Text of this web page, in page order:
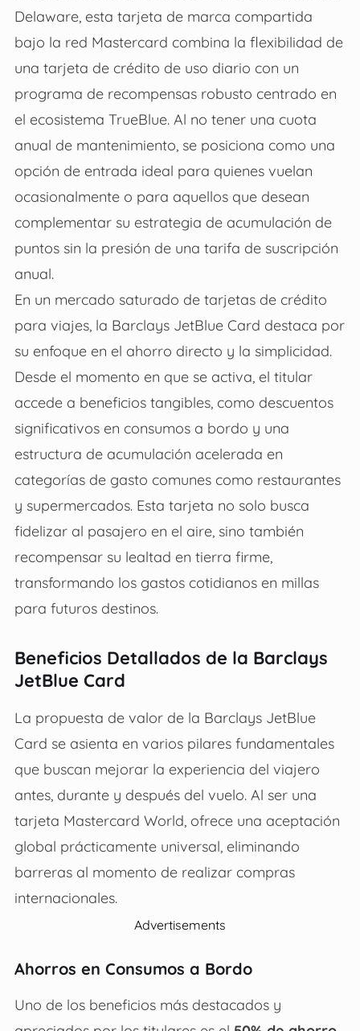
Delaware, esta tarjeta de marca compartida
bajo la red Mastercard combina la flexibilidad de
una tarjeta de crédito de uso diario con un
programa de recompensas robusto centrado en
el ecosistema TrueBlue. Al no tener una cuota
anual de mantenimiento, se posiciona como una
opción de entrada ideal para quienes vuelan
ocasionalmente o para aquellos que desean
complementar su estrategia de acumulación de
puntos sin la presión de una tarifa de suscripción
anual.
En un mercado saturado de tarjetas de crédito
para viajes, la Barclays JetBlue Card destaca por
su enfoque en el ahorro directo y la simplicidad.
Desde el momento en que se activa, el titular
accede a beneficios tangibles, como descuentos
significativos en consumos a bordo y una
estructura de acumulación acelerada en
categorías de gasto comunes como restaurantes
y supermercados. Esta tarjeta no solo busca
fidelizar al pasajero en el aire, sino también
recompensar su lealtad en tierra firme,
transformando los gastos cotidianos en millas
para futuros destinos.
Beneficios Detallados de la Barclays
JetBlue Card
La propuesta de valor de la Barclays JetBlue
Card se asienta en varios pilares fundamentales
que buscan mejorar la experiencia del viajero
antes, durante y después del vuelo. Al ser una
tarjeta Mastercard World, ofrece una aceptación
global prácticamente universal, eliminando
barreras al momento de realizar compras
internacionales.
Advertisements
Ahorros en Consumos a Bordo
Uno de los beneficios más destacados y